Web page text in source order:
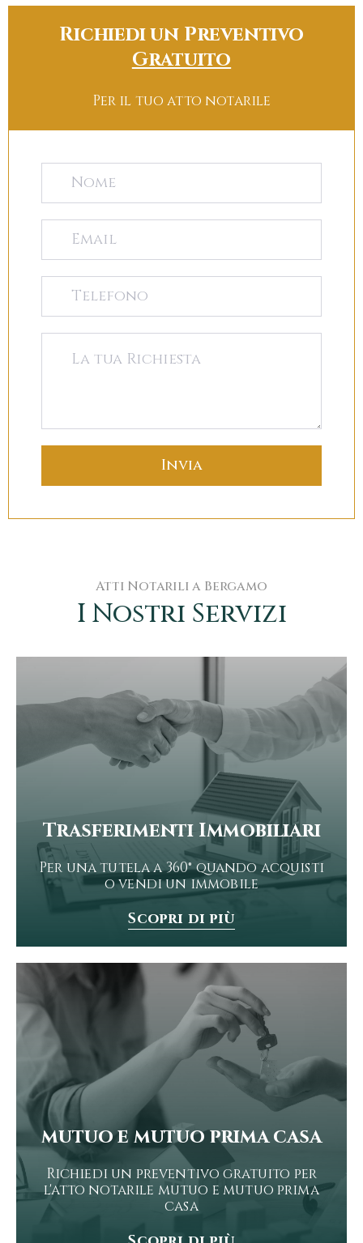
Richiedi un Preventivo
Gratuito
Per il tuo atto notarile
Atti Notarili a Bergamo
I Nostri Servizi
Trasferimenti Immobiliari
Per una tutela a 360° quando acquisti
o vendi un immobile
Scopri di più
mutuo e mutuo prima casa
Richiedi un preventivo gratuito per
l'atto notarile mutuo e mutuo prima
casa